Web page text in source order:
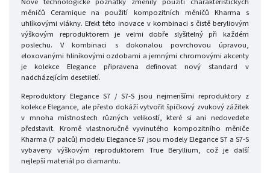
měničů Ceramique na použití kompozitních měničů Kharma s
uhlíkovými vlákny. Efekt této inovace v kombinaci s čistě beryliovým
výškovým reproduktorem je velmi dobře slyšitelný při každém
poslechu. V kombinaci s dokonalou povrchovou úpravou,
eloxovanými hliníkovými ozdobami a jemnými chromovými akcenty
je kolekce Elegance připravena definovat nový standard v
nadcházejícím desetiletí.
Reproduktory Elegance S7 / S7-S jsou nejmenšími reproduktory z
kolekce Elegance, ale přesto dokáží vytvořit špičkový zvukový zážitek
v mnoha místnostech různých velikostí, které si ani nedovedete
představit. Kromě vlastnoručně vyvinutého kompozitního měniče
Kharma (7 palců) modelu Elegance S7 jsou modely Elegance S7 a S7-S
vybaveny výškovým reproduktorem True Beryllium, což je další
nejlepší materiál po diamantu.